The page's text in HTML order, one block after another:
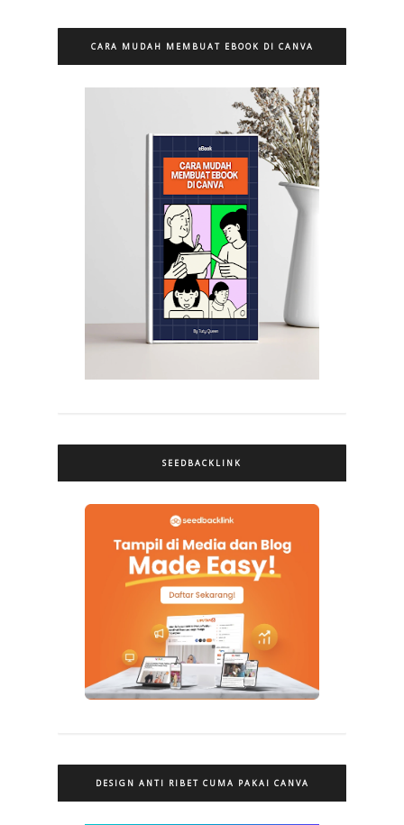
CARA MUDAH MEMBUAT EBOOK DI CANVA
SEEDBACKLINK
DESIGN ANTI RIBET CUMA PAKAI CANVA